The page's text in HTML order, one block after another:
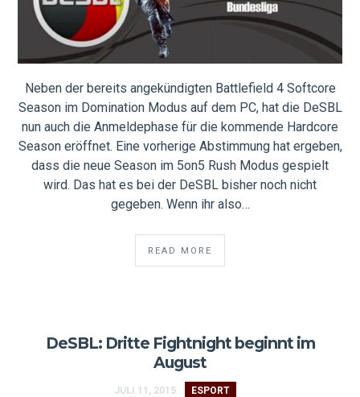
Neben der bereits angekündigten Battlefield 4 Softcore
Season im Domination Modus auf dem PC, hat die DeSBL
nun auch die Anmeldephase für die kommende Hardcore
Season eröffnet. Eine vorherige Abstimmung hat ergeben,
dass die neue Season im 5on5 Rush Modus gespielt
wird. Das hat es bei der DeSBL bisher noch nicht
gegeben. Wenn ihr also…
READ MORE
DeSBL: Dritte Fightnight beginnt im
August
JULI 11, 2015 ESPORT